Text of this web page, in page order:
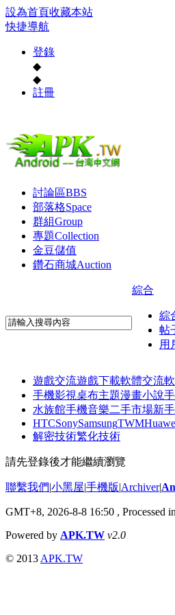
設為首頁收藏本站
快捷導航
登錄
◆
◆
註冊
討論區BBS
部落格Space
群組Group
專題Collection
金豆儲值
鑽石商城Auction
綜合
綜
帖
用
遊戲交流遊戲下載軟體交流
手機影視桌布主題漫畫小說
水族館手機音樂二手市場新
HTCSonySamsungTWM
解密技術繁化技術
請先登錄後才能繼續瀏覽
聯繫我們|小黑屋|手機版|Archiver|
GMT+8, 2026-8-8 16:50 , Processed
Powered by APK.TW v2.0
© 2013 APK.TW